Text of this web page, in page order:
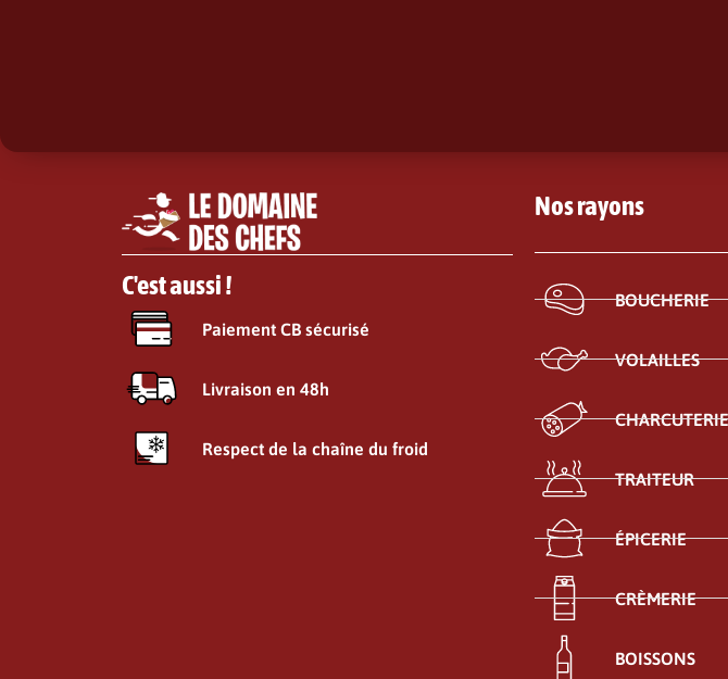
C'est aussi !
Paiement CB sécurisé
Livraison en 48h
Respect de la chaîne du froid
Nos rayons
BOUCHERIE
VOLAILLES
CHARCUTERIE
TRAITEUR
ÉPICERIE
CRÈMERIE
BOISSONS